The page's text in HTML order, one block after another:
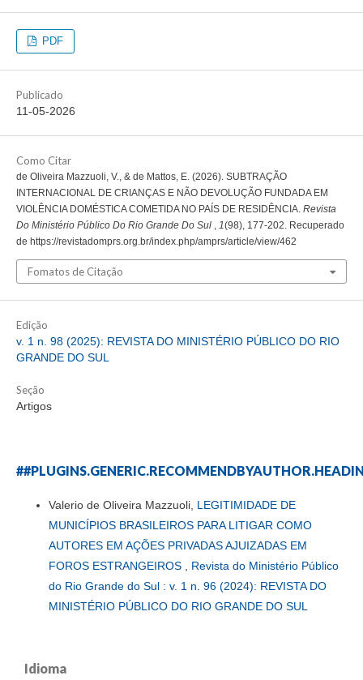
PDF
Publicado
11-05-2026
Como Citar
de Oliveira Mazzuoli, V., & de Mattos, E. (2026). SUBTRAÇÃO
INTERNACIONAL DE CRIANÇAS E NÃO DEVOLUÇÃO FUNDADA EM
VIOLÊNCIA DOMÉSTICA COMETIDA NO PAÍS DE RESIDÊNCIA. Revista
Do Ministério Público Do Rio Grande Do Sul , 1(98), 177-202. Recuperado
de https://revistadomprs.org.br/index.php/amprs/article/view/462
Fomatos de Citação
Edição
v. 1 n. 98 (2025): REVISTA DO MINISTÉRIO PÚBLICO DO RIO
GRANDE DO SUL
Seção
Artigos
Valerio de Oliveira Mazzuoli, LEGITIMIDADE DE
MUNICÍPIOS BRASILEIROS PARA LITIGAR COMO
AUTORES EM AÇÕES PRIVADAS AJUIZADAS EM
FOROS ESTRANGEIROS
Revista do Ministério Público
do Rio Grande do Sul : v. 1 n. 96 (2024): REVISTA DO
MINISTÉRIO PÚBLICO DO RIO GRANDE DO SUL
Idioma